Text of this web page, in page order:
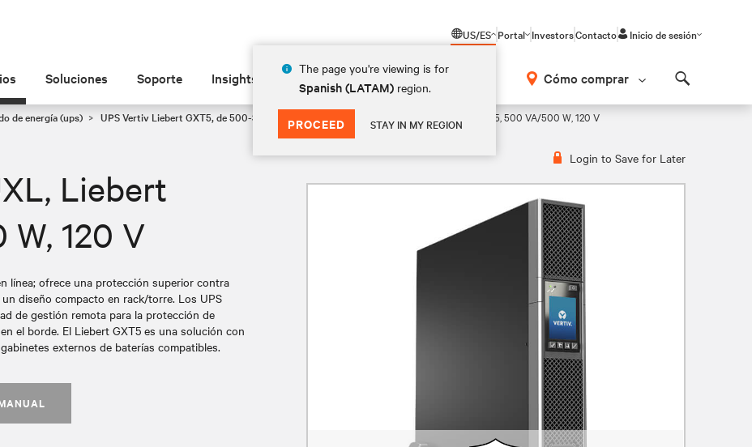
US/ES
The page you're viewing is for
Spanish (LATAM) region.
PROCEED STAY IN MY REGION
Portal InvestorsContacto Inicio de sesión
Soluciones Soporte Insights Acerca de Cómo comprar
de energía (ups) UPS Vertiv Liebert GXT5, de 500-3000 VA, 120 V GXT5-500LVRT2UXL, Liebert GXT5, 500 VA/500 W, 120 V
Login to Save for Later
Liebert
120 V
línea; ofrece una protección superior contra
diseño compacto en rack/torre. Los UPS
de gestión remota para la protección de
el borde. El Liebert GXT5 es una solución con
externos de baterías compatibles.